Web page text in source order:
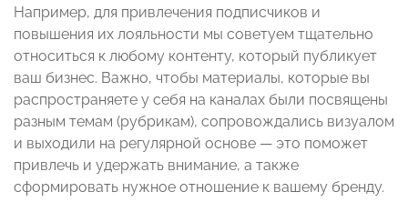
Например, для привлечения подписчиков и
повышения их лояльности мы советуем тщательно
относиться к любому контенту, который публикует
ваш бизнес. Важно, чтобы материалы, которые вы
распространяете у себя на каналах были посвящены
разным темам (рубрикам), сопровождались визуалом
и выходили на регулярной основе — это поможет
привлечь и удержать внимание, а также
сформировать нужное отношение к вашему бренду.